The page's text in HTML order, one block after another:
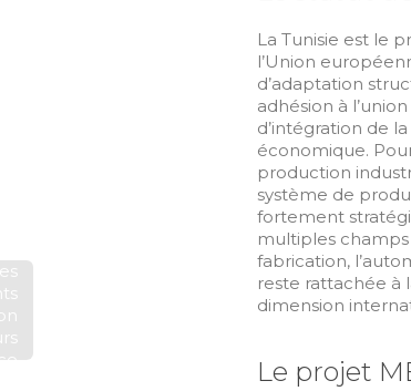
La Tunisie est le
l’Union
d’adaptation
adhésion à
d’intégration de
économique.
production
système de
fortement
multiples champs
fabrication,
reste rattachée à
dimension
Le projet